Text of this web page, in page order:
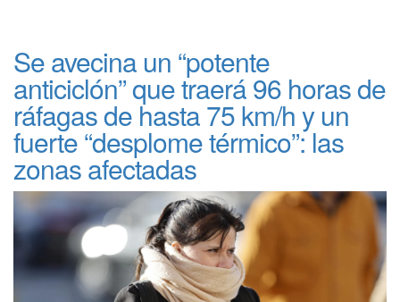
Se avecina un “potente
anticiclón” que traerá 96 horas de
ráfagas de hasta 75 km/h y un
fuerte “desplome térmico”: las
zonas afectadas